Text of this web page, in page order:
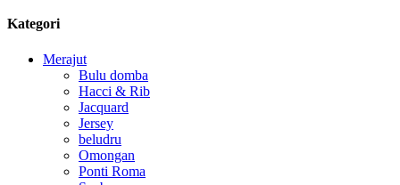
Kategori
Merajut
Bulu domba
Hacci & Rib
Jacquard
Jersey
beludru
Omongan
Ponti Roma